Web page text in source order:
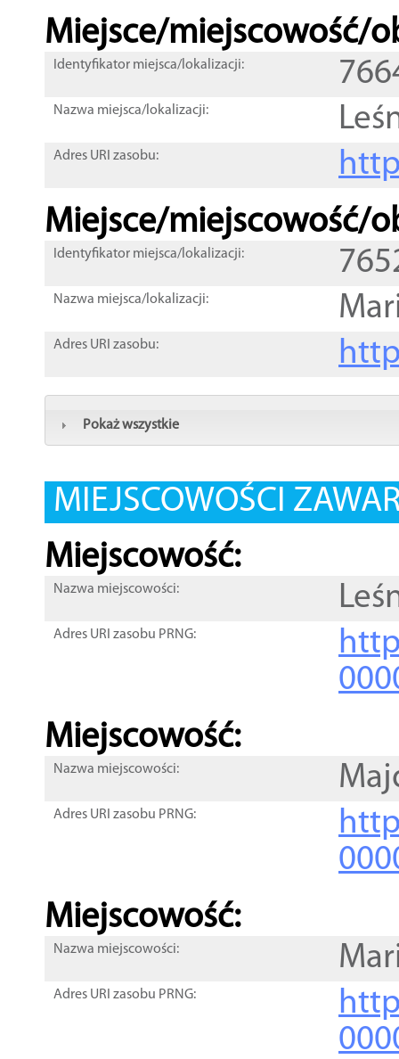
Miejsce/miejscowość/
Identyfikator miejsca/lokalizacji:
Nazwa miejsca/lokalizacji:
Adres URI zasobu:
Miejsce/miejscowość/
Identyfikator miejsca/lokalizacji:
Nazwa miejsca/lokalizacji:
Adres URI zasobu:
Pokaż wszystkie
MIEJSCOWOŚCI
Miejscowość:
Nazwa miejscowości:
Adres URI zasobu PRNG:
Miejscowość:
Nazwa miejscowości:
Adres URI zasobu PRNG:
Miejscowość:
Nazwa miejscowości:
Adres URI zasobu PRNG: